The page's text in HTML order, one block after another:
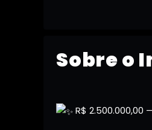
Sobre o
R$ 2.500.000,00